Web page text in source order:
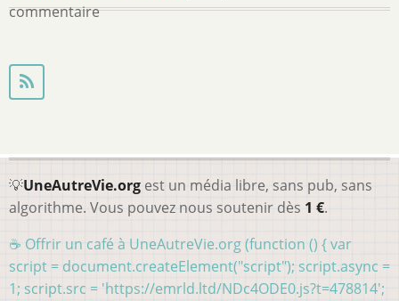
La
commentaire
💡UneAutreVie.org est un média libre, sans pub, sans
algorithme. Vous pouvez nous soutenir dès 1 €.
☕ Offrir un café à UneAutreVie.org (function () { var
script = document.createElement("script"); script.async =
1; script.src = 'https://emrld.ltd/NDc4ODE0.js?t=478814';